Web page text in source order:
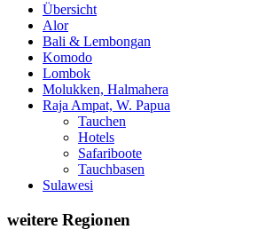
Übersicht
Alor
Bali & Lembongan
Komodo
Lombok
Molukken, Halmahera
Raja Ampat, W. Papua
Tauchen
Hotels
Safariboote
Tauchbasen
Sulawesi
weitere Regionen